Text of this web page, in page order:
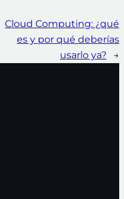
Cloud Computing: ¿qué
es y por qué deberías
usarlo ya?
→